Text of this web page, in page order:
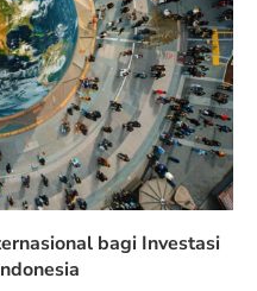
bagi Investasi